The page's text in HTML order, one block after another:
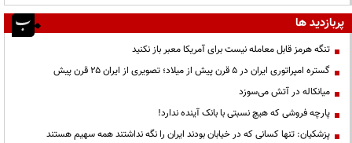
پربازدید ها
تنگه هرمز قابل معامله نیست برای آمریکا معبر باز نکنید
گستره امپراتوری ایران در ۵ قرن پیش از میلاد؛ تصویری از ایران ۲۵ قرن پیش
میانکاله در آتش می‌سوزد
پارچه فروشی که هیچ نسبتی با بانک آینده ندارد!
پزشکیان: تنها کسانی که در خیابان بودند ایران را نگه نداشتند همه سهیم هستند